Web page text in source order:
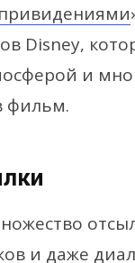
Disney,
и
фильм.
и даже